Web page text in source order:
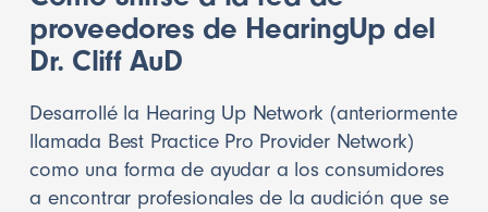
proveedores de HearingUp del
Dr. Cliff AuD
Desarrollé la Hearing Up Network (anteriormente
llamada Best Practice Pro Provider Network)
como una forma de ayudar a los consumidores
a encontrar profesionales de la audición que se